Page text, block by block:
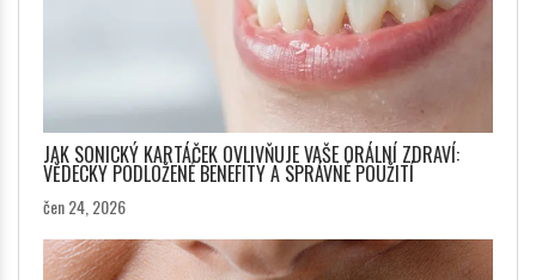
JAK SONICKÝ KARTÁČEK OVLIVŇUJE VAŠE ORÁLNÍ ZDRAVÍ:
VĚDECKY PODLOŽENÉ BENEFITY A SPRÁVNÉ POUŽITÍ
čen 24, 2026